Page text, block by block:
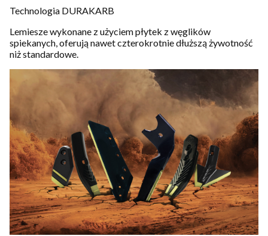
Technologia DURAKARB
Lemiesze wykonane z użyciem płytek z węglików
spiekanych, oferują nawet czterokrotnie dłuższą żywotność
niż standardowe.